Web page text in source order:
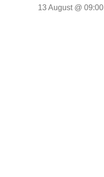
13 August @ 09:00